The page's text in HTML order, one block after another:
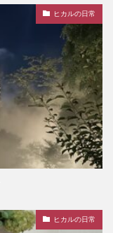
ヒカルの日常
ヒカルの日常